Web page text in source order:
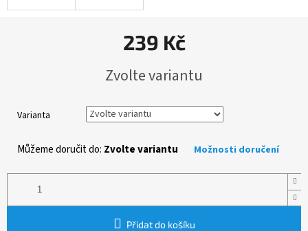
239 Kč
cena:
Zvolte variantu
Varianta
Můžeme doručit do: Zvolte variantu Možnosti doručení
Přidat do košíku